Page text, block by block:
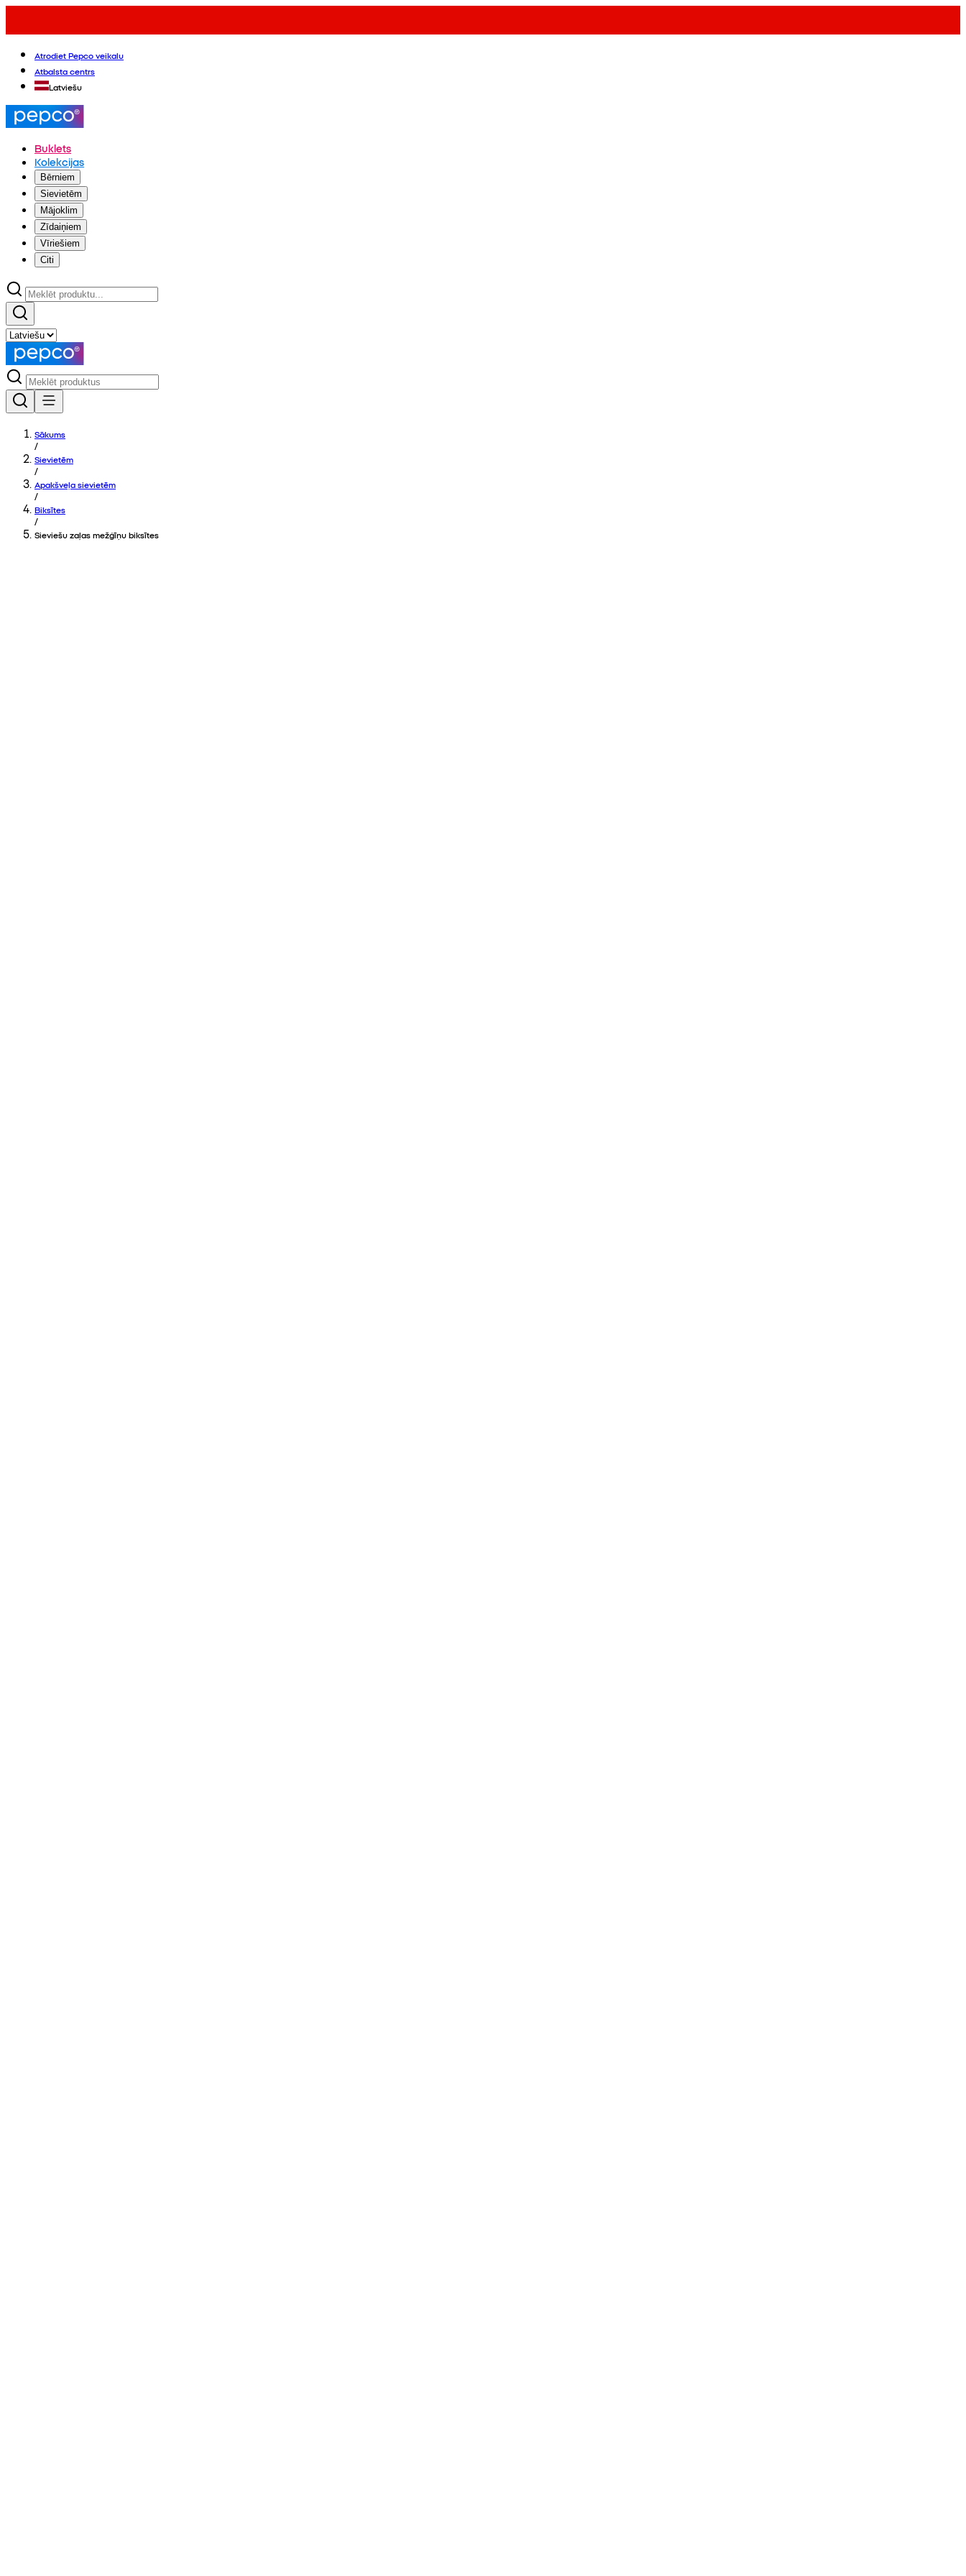
Atrodiet Pepco veikalu
Atbalsta centrs
Latviešu
Buklets
Kolekcijas
Bērniem
Sievietēm
Mājoklim
Zīdaiņiem
Vīriešiem
Citi
Sākums
/
Sievietēm
/
Apakšveļa sievietēm
/
Biksītes
/
Sieviešu zaļas mežģīņu biksītes